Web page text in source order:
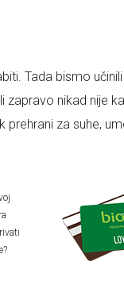
Tada bismo
zapravo nikad nije
za suhe,